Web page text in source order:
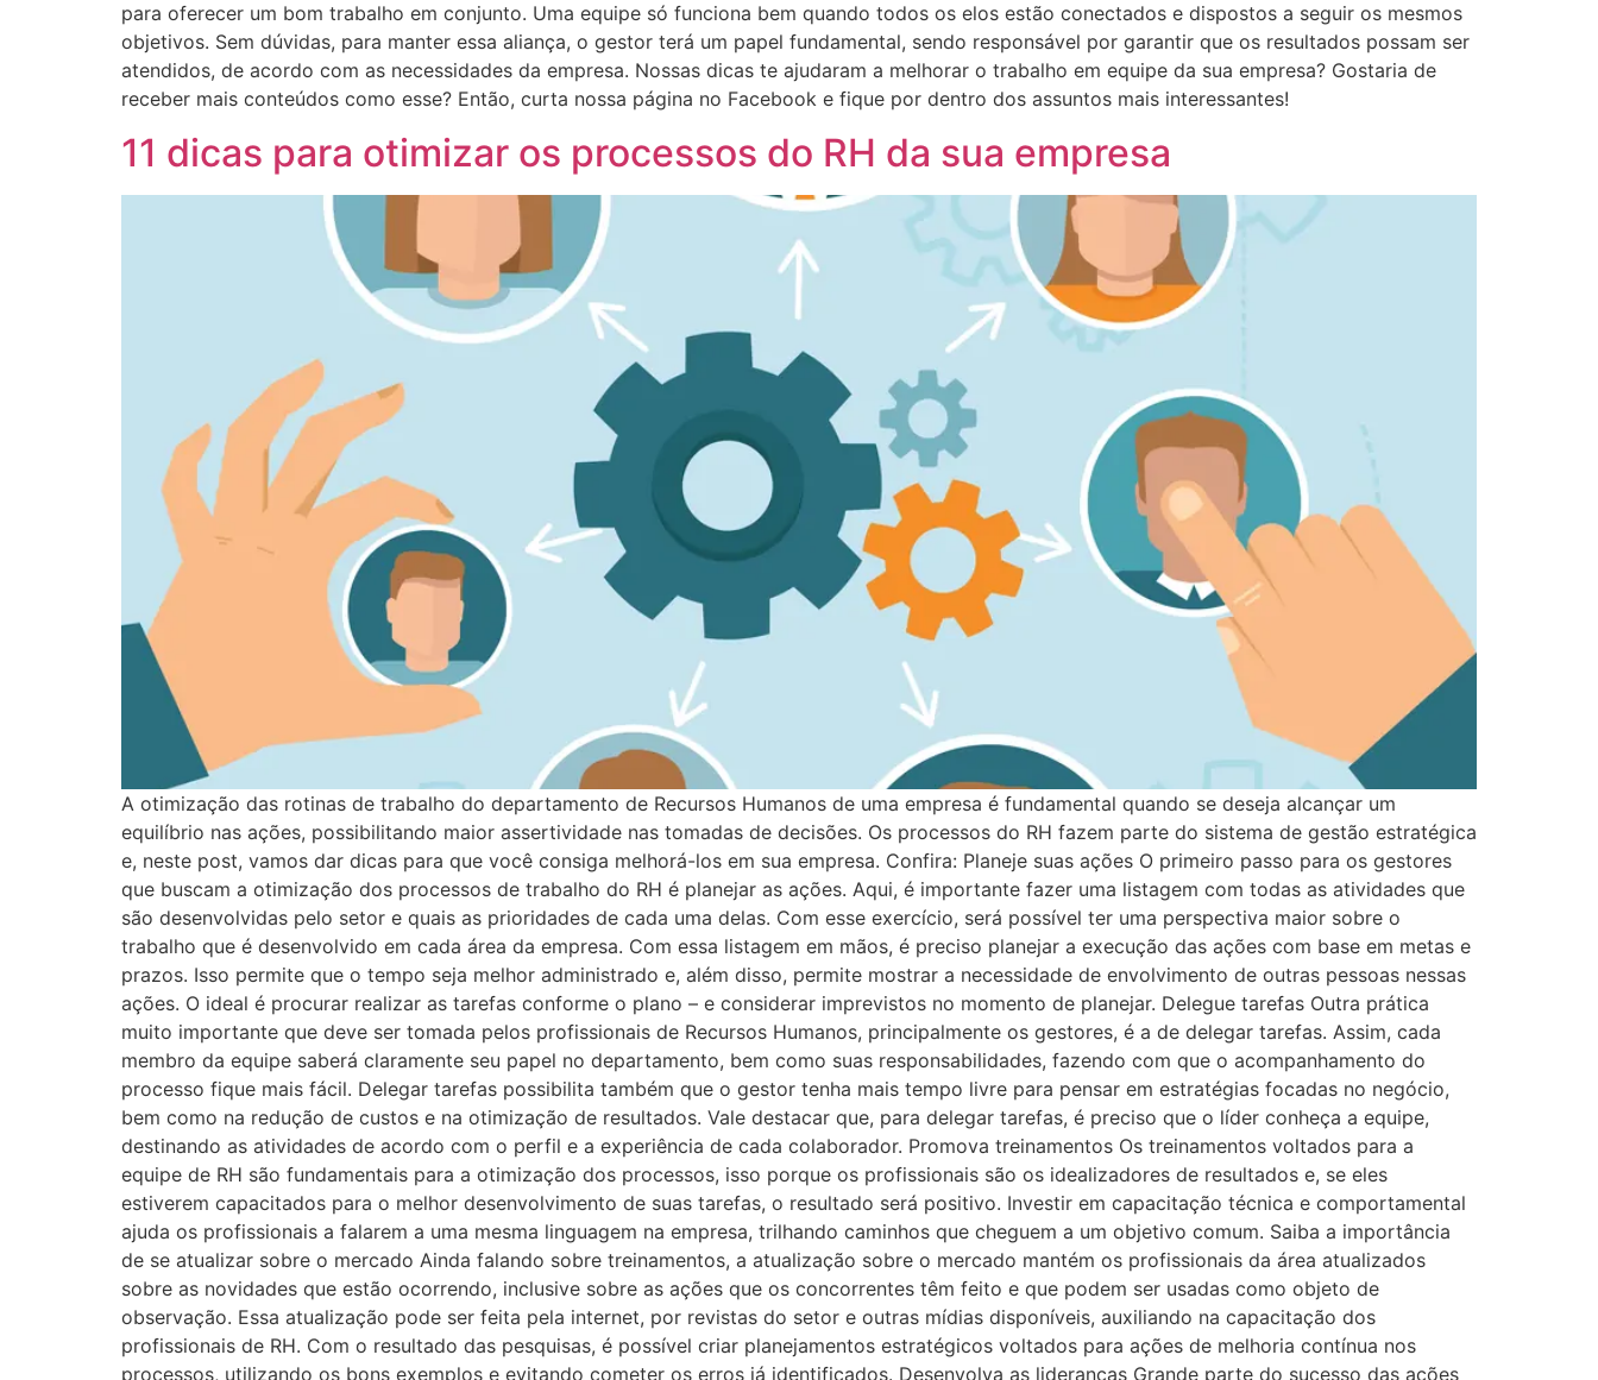
para oferecer um bom trabalho em conjunto. Uma equipe só funciona bem quando todos os elos estão conectados e dispostos a seguir os mesmos
objetivos. Sem dúvidas, para manter essa aliança, o gestor terá um papel fundamental, sendo responsável por garantir que os resultados possam ser
atendidos, de acordo com as necessidades da empresa. Nossas dicas te ajudaram a melhorar o trabalho em equipe da sua empresa? Gostaria de
receber mais conteúdos como esse? Então, curta nossa página no Facebook e fique por dentro dos assuntos mais interessantes!
11 dicas para otimizar os processos do RH da sua empresa
A otimização das rotinas de trabalho do departamento de Recursos Humanos de uma empresa é fundamental quando se deseja alcançar um
equilíbrio nas ações, possibilitando maior assertividade nas tomadas de decisões. Os processos do RH fazem parte do sistema de gestão estratégica
e, neste post, vamos dar dicas para que você consiga melhorá-los em sua empresa. Confira: Planeje suas ações O primeiro passo para os gestores
que buscam a otimização dos processos de trabalho do RH é planejar as ações. Aqui, é importante fazer uma listagem com todas as atividades que
são desenvolvidas pelo setor e quais as prioridades de cada uma delas. Com esse exercício, será possível ter uma perspectiva maior sobre o
trabalho que é desenvolvido em cada área da empresa. Com essa listagem em mãos, é preciso planejar a execução das ações com base em metas e
prazos. Isso permite que o tempo seja melhor administrado e, além disso, permite mostrar a necessidade de envolvimento de outras pessoas nessas
ações. O ideal é procurar realizar as tarefas conforme o plano – e considerar imprevistos no momento de planejar. Delegue tarefas Outra prática
muito importante que deve ser tomada pelos profissionais de Recursos Humanos, principalmente os gestores, é a de delegar tarefas. Assim, cada
membro da equipe saberá claramente seu papel no departamento, bem como suas responsabilidades, fazendo com que o acompanhamento do
processo fique mais fácil. Delegar tarefas possibilita também que o gestor tenha mais tempo livre para pensar em estratégias focadas no negócio,
bem como na redução de custos e na otimização de resultados. Vale destacar que, para delegar tarefas, é preciso que o líder conheça a equipe,
destinando as atividades de acordo com o perfil e a experiência de cada colaborador. Promova treinamentos Os treinamentos voltados para a
equipe de RH são fundamentais para a otimização dos processos, isso porque os profissionais são os idealizadores de resultados e, se eles
estiverem capacitados para o melhor desenvolvimento de suas tarefas, o resultado será positivo. Investir em capacitação técnica e comportamental
ajuda os profissionais a falarem a uma mesma linguagem na empresa, trilhando caminhos que cheguem a um objetivo comum. Saiba a importância
de se atualizar sobre o mercado Ainda falando sobre treinamentos, a atualização sobre o mercado mantém os profissionais da área atualizados
sobre as novidades que estão ocorrendo, inclusive sobre as ações que os concorrentes têm feito e que podem ser usadas como objeto de
observação. Essa atualização pode ser feita pela internet, por revistas do setor e outras mídias disponíveis, auxiliando na capacitação dos
profissionais de RH. Com o resultado das pesquisas, é possível criar planejamentos estratégicos voltados para ações de melhoria contínua nos
processos, utilizando os bons exemplos e evitando cometer os erros já identificados. Desenvolva as lideranças Grande parte do sucesso das ações